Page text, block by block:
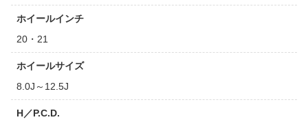
ホイールインチ
20・21
ホイールサイズ
8.0J～12.5J
H／P.C.D.